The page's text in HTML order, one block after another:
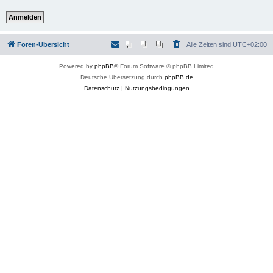
Foren-Übersicht Alle Zeiten sind UTC+02:00
Powered by phpBB® Forum Software © phpBB Limited
Deutsche Übersetzung durch phpBB.de
Datenschutz| Nutzungsbedingungen